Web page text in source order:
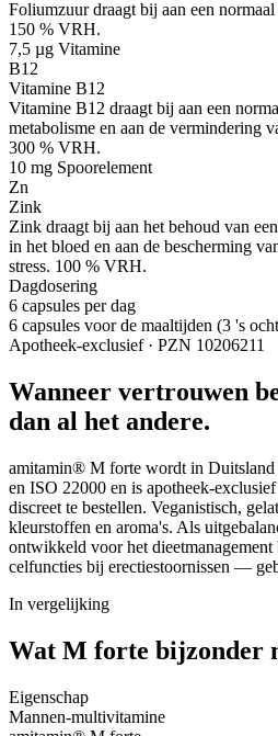
Foliumzuur draagt bij aan een
150 % VRH.
7,5 µg Vitamine
B12
Vitamine B12
Vitamine B12 draagt bij aan een
metabolisme en aan de vermindering
300 % VRH.
10 mg Spoorelement
Zn
Zink
Zink draagt bij aan het behoud van
in het bloed en aan de bescherming
stress. 100 % VRH.
Dagdosering
6 capsules per dag
6 capsules voor de maaltijden (3 's
Apotheek-exclusief · PZN 10206211
Wanneer vertrouwen
dan al het andere.
amitamin® M forte wordt in Duitsland
en ISO 22000 en is apotheek-
discreet te bestellen. Veganistisch,
kleurstoffen en aroma's. Als
ontwikkeld voor het dieetmanagement
celfuncties bij erectiestoornissen —
In vergelijking
Wat M forte bijzonder
Eigenschap
Mannen-multivitamine